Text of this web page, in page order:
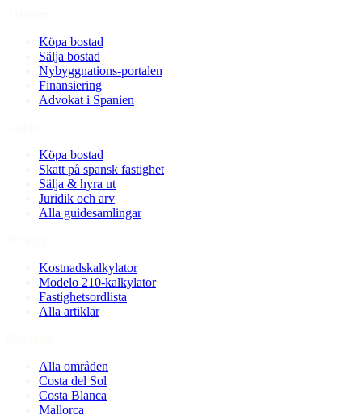
Köpa bostad
Sälja bostad
Nybyggnations-portalen
Finansiering
Advokat i Spanien
Köpa bostad
Skatt på spansk fastighet
Sälja & hyra ut
Juridik och arv
Alla guidesamlingar
Kostnadskalkylator
Modelo 210-kalkylator
Fastighetsordlista
Alla artiklar
Alla områden
Costa del Sol
Costa Blanca
Mallorca